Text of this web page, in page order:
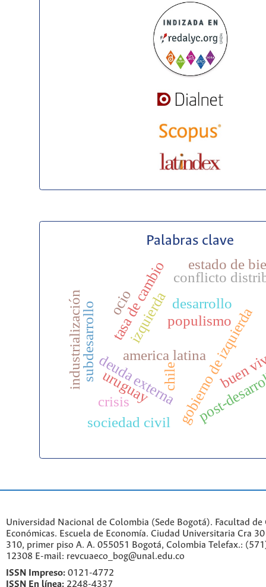
Palabras clave
america latinagobierno de izquierda
desarrollo
izquierda
post-
conflicto
deuda externa
tasa de cambio estado de
buen
uruguay
populismo
sociedad civil
chile
subdesarrollo
crisis
industrialización ocio
Universidad Nacional de Colombia (Sede Bogotá). Facultad de
Económicas. Escuela de Economía. Ciudad Universitaria Cra
310, primer piso A. A. 055051 Bogotá, Colombia Telefax.:
12308 E-mail: revcuaeco_bog@unal.edu.co
ISSN Impreso: 0121-4772
ISSN En línea: 2248-4337